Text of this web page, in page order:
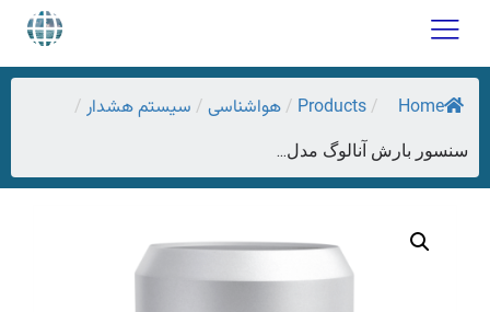
Home
/
Products
/ هواشناسی / سیستم هشدار /
سنسور بارش آنالوگ مدل...